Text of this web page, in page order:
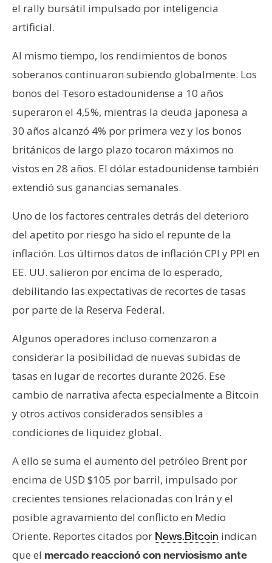
el rally bursátil impulsado por inteligencia
artificial.
Al mismo tiempo, los rendimientos de bonos
soberanos continuaron subiendo globalmente. Los
bonos del Tesoro estadounidense a 10 años
superaron el 4,5%, mientras la deuda japonesa a
30 años alcanzó 4% por primera vez y los bonos
británicos de largo plazo tocaron máximos no
vistos en 28 años. El dólar estadounidense también
extendió sus ganancias semanales.
Uno de los factores centrales detrás del deterioro
del apetito por riesgo ha sido el repunte de la
inflación. Los últimos datos de inflación CPI y PPI en
EE. UU. salieron por encima de lo esperado,
debilitando las expectativas de recortes de tasas
por parte de la Reserva Federal.
Algunos operadores incluso comenzaron a
considerar la posibilidad de nuevas subidas de
tasas en lugar de recortes durante 2026. Ese
cambio de narrativa afecta especialmente a Bitcoin
y otros activos considerados sensibles a
condiciones de liquidez global.
A ello se suma el aumento del petróleo Brent por
encima de USD $105 por barril, impulsado por
crecientes tensiones relacionadas con Irán y el
posible agravamiento del conflicto en Medio
Oriente. Reportes citados por News.Bitcoin indican
que el mercado reaccionó con nerviosismo ante